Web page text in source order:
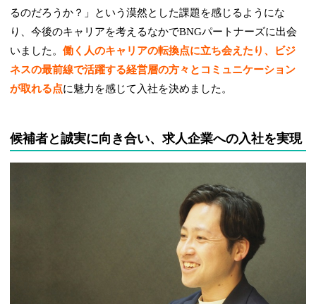
るのだろうか？」という漠然とした課題を感じるようにな
り、今後のキャリアを考えるなかでBNGパートナーズに出会
いました。働く人のキャリアの転換点に立ち会えたり、ビジ
ネスの最前線で活躍する経営層の方々とコミュニケーション
が取れる点に魅力を感じて入社を決めました。
候補者と誠実に向き合い、求人企業への入社を実現